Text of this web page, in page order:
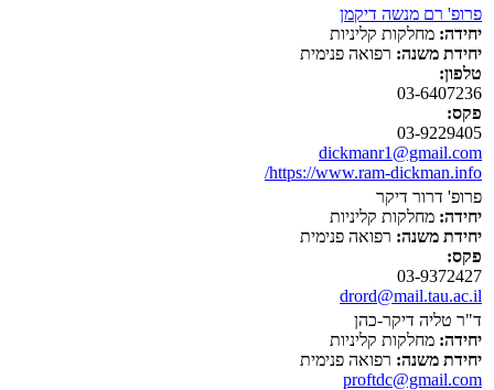
פרופ' רם מנשה דיקמן
יחידה: מחלקות קליניות
יחידת משנה: רפואה פנימית
טלפון:
03-6407236
פקס:
03-9229405
dickmanr1@gmail.com
https://www.ram-dickman.info/
פרופ' דרור דיקר
יחידה: מחלקות קליניות
יחידת משנה: רפואה פנימית
פקס:
03-9372427
drord@mail.tau.ac.il
ד"ר טליה דיקר-כהן
יחידה: מחלקות קליניות
יחידת משנה: רפואה פנימית
proftdc@gmail.com